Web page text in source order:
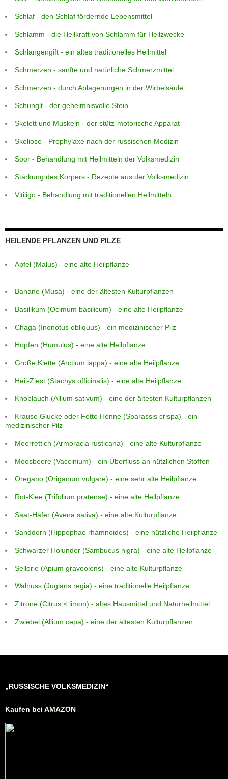
Schlaf - den Schlaf fördernde Lebensmittel
Schlamm - die Heilkraft von Schlamm für Heilzwecke
Schlangengift - ein altes traditionelles Heilmittel
Schmerzen - sanfte und natürliche Schmerzmittel
Schmerzen - durch Ablagerungen in der Wirbelsäule
Schungit - der geheimnisvolle Stein
Skelett und Muskeln - der stütz-motorische Apparat
Skoliose - Prophylaxe nach der russischen Medizin
Soor - Behandlung mit Heilmitteln der Volksmedizin
Stärkung des Körpers - Rezepte aus der Volksmedizin
Vitiligo - Behandlung mit traditionellen Heilmitteln
HEILENDE PFLANZEN UND PILZE
Apfel (Malus) - eine alte Heilpflanze
Banane (Musa) - eine der ältesten Kulturpflanzen
Basilikum (Ocimum basilicum) - eine alte Heilpflanze
Chaga (Inonotus obliquus) - ein medizinischer Pilz
Hopfen (Humulus) - eine alte Heilpflanze
Große Klette (Arctium lappa) - eine alte Heilpflanze
Heil-Ziest (Stachys officinalis) - eine alte Heilpflanze
Knoblauch (Allium sativum) - eine der ältesten Kulturpflanzen
Krause Glucke oder Fette Henne (Sparassis crispa) - ein
medizinischer Pilz
Meerrettich (Armoracia rusticana) - eine alte Kulturpflanze
Moosbeere (Vaccinium) - ein Überfluss an nützlichen Stoffen
Oregano (Origanum vulgare) - eine sehr alte Heilpflanze
Rot-Klee (Trifolium pratense) - eine alte Heilpflanze
Saat-Hafer (Avena sativa) - eine alte Kulturpflanze
Sanddorn (Hippophae rhamnoides) - eine nützliche Heilpflanze
Schwarzer Holunder (Sambucus nigra) - eine alte Heilpflanze
Sellerie (Apium graveolens) - eine alte Kulturpflanze
Walnuss (Juglans regia) - eine traditionelle Heilpflanze
Zitrone (Citrus × limon) - altes Hausmittel und Naturheilmittel
Zwiebel (Allium cepa) - eine der ältesten Kulturpflanzen
„RUSSISCHE VOLKSMEDIZIN“
Kaufen bei AMAZON